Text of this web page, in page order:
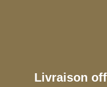
Livraison